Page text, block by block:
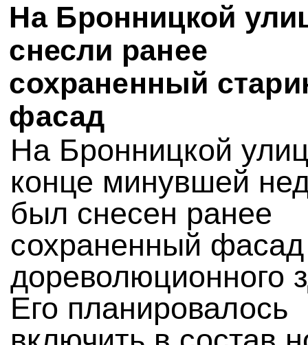
На Бронницкой
снесли ранее
сохраненный
фасад
На Бронницкой
конце минувшей
был снесен ранее
сохраненный фасад
дореволюционного
Его планировалось